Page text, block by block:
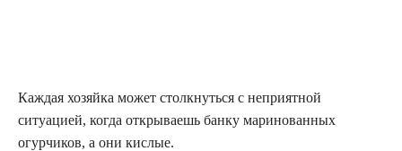
Каждая хозяйка может столкнуться с неприятной
ситуацией, когда открываешь банку маринованных
огурчиков, а они кислые.